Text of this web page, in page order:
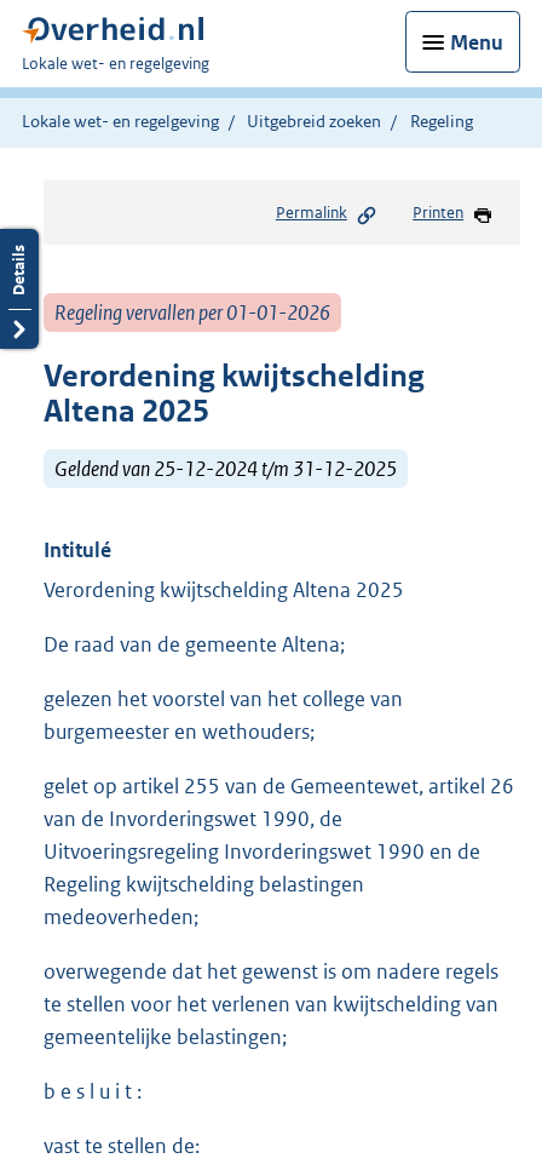
Menu
U
bent
hier:
Lokale wet- en regelgeving
Lokale wet- en regelgeving Uitgebreid zoeken Regeling
Permalink Printen
Regeling vervallen per 01-01-2026
Verordening kwijtschelding
Altena 2025
Geldend van 25-12-2024 t/m 31-12-2025
Intitulé
Verordening kwijtschelding Altena 2025
De raad van de gemeente Altena;
gelezen het voorstel van het college van
burgemeester en wethouders;
gelet op artikel 255 van de Gemeentewet, artikel 26
van de Invorderingswet 1990, de
Uitvoeringsregeling Invorderingswet 1990 en de
Regeling kwijtschelding belastingen
medeoverheden;
overwegende dat het gewenst is om nadere regels
te stellen voor het verlenen van kwijtschelding van
gemeentelijke belastingen;
b e s l u i t :
vast te stellen de: